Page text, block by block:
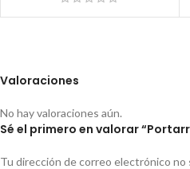
Valoraciones
No hay valoraciones aún.
Sé el primero en valorar
Tu dirección de correo electrónico no